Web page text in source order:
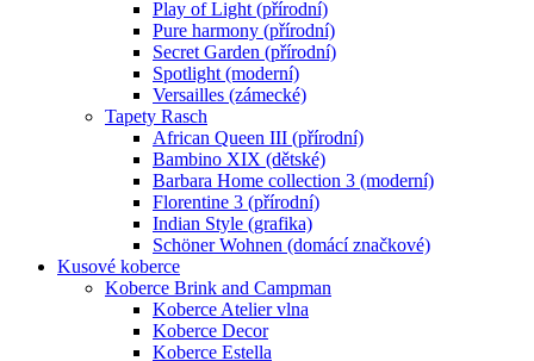
Play of Light (přírodní)
Pure harmony (přírodní)
Secret Garden (přírodní)
Spotlight (moderní)
Versailles (zámecké)
Tapety Rasch
African Queen III (přírodní)
Bambino XIX (dětské)
Barbara Home collection 3 (moderní)
Florentine 3 (přírodní)
Indian Style (grafika)
Schöner Wohnen (domácí značkové)
Kusové koberce
Koberce Brink and Campman
Koberce Atelier vlna
Koberce Decor
Koberce Estella